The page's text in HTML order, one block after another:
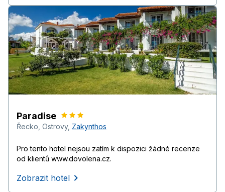
Paradise
Řecko Ostrovy, Zakynthos
Pro tento hotel nejsou zatím k dispozici žádné recenze
od klientů www.dovolena.cz.
Zobrazit hotel